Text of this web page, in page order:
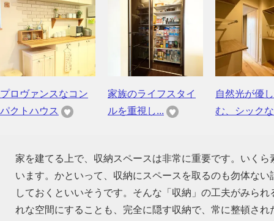
プロヴァンスなコン
パクトハウス
家族のライフスタイ
ルを重視し...
自然光が優
む、シック
家を建てる上で、収納スペースは非常に重要です。いく
います。かといって、収納にスペースを取るのも勿体な
しておくといいそうです。そんな「収納」の工夫がみら
れな空間にすることも、完全に隠す収納で、常に整頓さ